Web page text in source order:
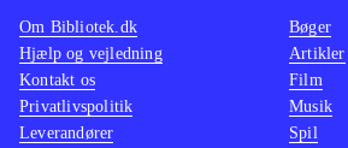
Om Bibliotek.dk
Hjælp og vejledning
Kontakt os
Privatlivspolitik
Leverandører
Bøger
Artikler
Film
Musik
Spil